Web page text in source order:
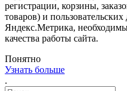
регистрации, корзины,
товаров) и
Яндекс.Метрика,
качества работы сайта.
Понятно
Узнать больше
.